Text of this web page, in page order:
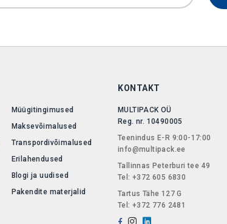
Müügitingimused
Maksevõimalused
Transpordivõimalused
Erilahendused
Blogi ja uudised
Pakendite materjalid
KONTAKT
MULTIPACK OÜ
Reg. nr. 10490005
Teenindus E-R 9:00-17:00
info@multipack.ee
Tallinnas Peterburi tee 49
Tel: +372 605 6830
Tartus Tähe 127 G
Tel: +372 776 2481